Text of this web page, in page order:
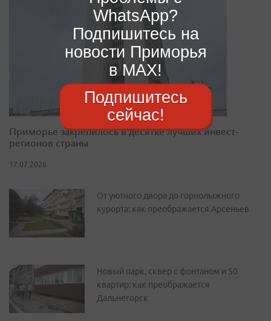
Приморье закрепилось в десятке лучших инвест-
регионов страны
17.07.2026
От уютного двора до горнолыжного
курорта: как преображается Арсеньев
Новый парк, сквер с фонтаном и 50
квартир: как преображается
Дальнегорск
WhatsApp?
Подпишитесь на
новости Приморья
в MAX!
Подпишитесь
сейчас!